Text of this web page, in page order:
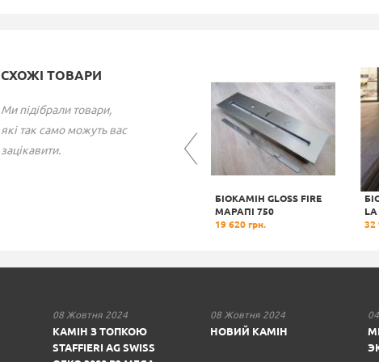
СХОЖІ ТОВАРИ
Ми підібрали товари,
які так само можуть вас
зацікавити.
БІОКАМІН GLOSS FIRE
MАРАПІ 750
19 620 грн.
32
08 Жовтня 2024
КАМІН З ТОПКОЮ
STAFFIERI AG SWISS
08 Жовтня 2024
НОВИЙ КАМІН